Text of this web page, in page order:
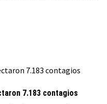
7.183 contagios